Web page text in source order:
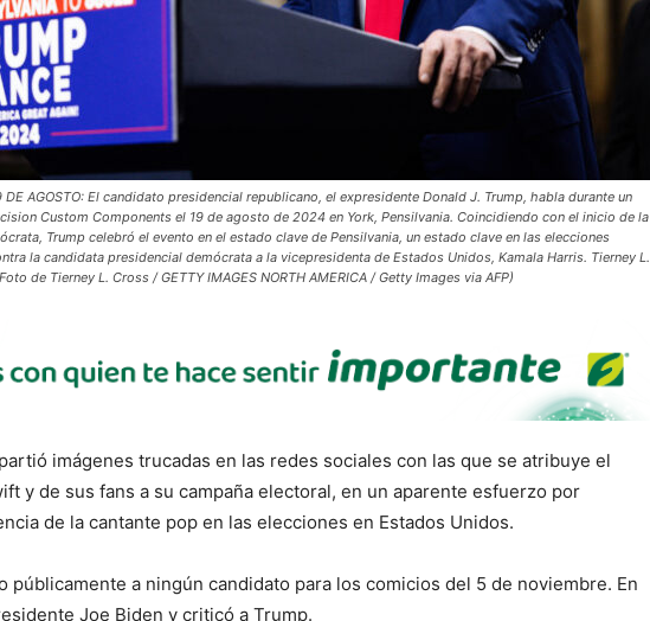
DE AGOSTO: El candidato presidencial republicano, el expresidente Donald J. Trump, habla durante un
Custom Components el 19 de agosto de 2024 en York, Pensilvania. Coincidiendo con el inicio de la
Trump celebró el evento en el estado clave de Pensilvania, un estado clave en las elecciones
la candidata presidencial demócrata a la vicepresidenta de Estados Unidos, Kamala Harris. Tierney L.
de Tierney L. Cross / GETTY IMAGES NORTH AMERICA / Getty Images via AFP)
imágenes trucadas en las redes sociales con las que se atribuye el
y de sus fans a su campaña electoral, en un aparente esfuerzo por
de la cantante pop en las elecciones en Estados Unidos.
públicamente a ningún candidato para los comicios del 5 de noviembre. En
Joe Biden y criticó a Trump.